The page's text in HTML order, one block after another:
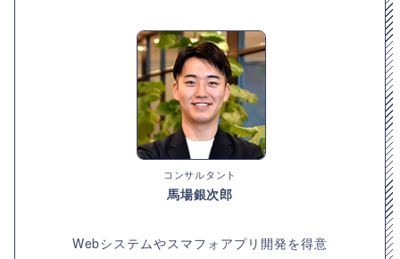
コンサルタント
馬場銀次郎
Webシステムやスマフォアプリ開発を得意